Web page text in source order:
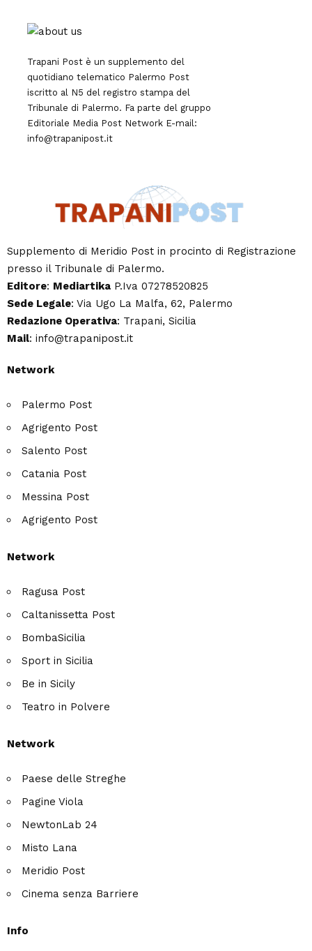
Trapani Post è un supplemento del
quotidiano telematico Palermo Post
iscritto al N5 del registro stampa del
Tribunale di Palermo. Fa parte del gruppo
Editoriale Media Post Network E-mail:
info@trapanipost.it
Supplemento di Meridio Post in procinto di Registrazione
presso il Tribunale di Palermo.
Editore: Mediartika P.Iva 07278520825
Sede Legale: Via Ugo La Malfa, 62, Palermo
Redazione Operativa: Trapani, Sicilia
Mail: info@trapanipost.it
Network
Palermo Post
Agrigento Post
Salento Post
Catania Post
Messina Post
Agrigento Post
Network
Ragusa Post
Caltanissetta Post
BombaSicilia
Sport in Sicilia
Be in Sicily
Teatro in Polvere
Network
Paese delle Streghe
Pagine Viola
NewtonLab 24
Misto Lana
Meridio Post
Cinema senza Barriere
Info